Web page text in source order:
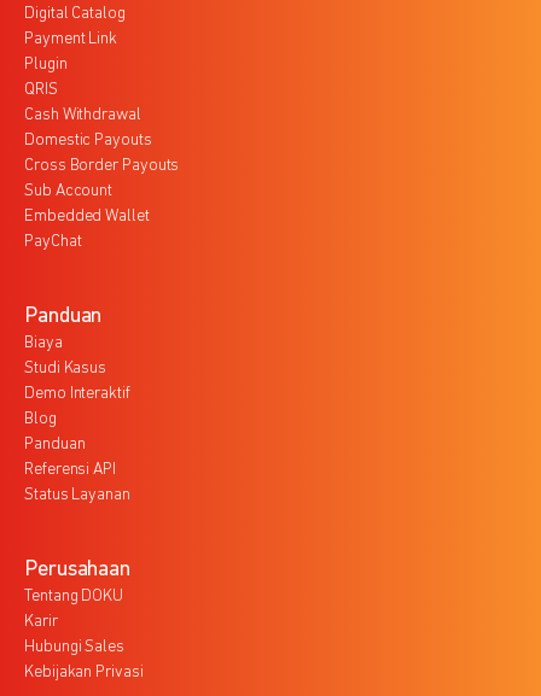
Digital Catalog
Payment Link
Plugin
QRIS
Cash Withdrawal
Domestic Payouts
Cross Border Payouts
Sub Account
Embedded Wallet
PayChat
Panduan
Biaya
Studi Kasus
Demo Interaktif
Blog
Panduan
Referensi API
Status Layanan
Perusahaan
Tentang DOKU
Karir
Hubungi Sales
Kebijakan Privasi